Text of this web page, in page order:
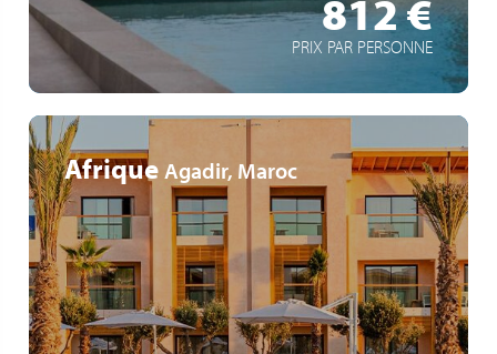
812 €
PRIX PAR PERSONNE
Afrique Agadir, Maroc